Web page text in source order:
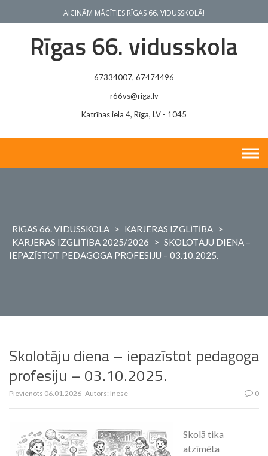
AICINĀM MĀCĪTIES RĪGAS 66. VIDUSSKOLĀ!
Rīgas 66. vidusskola
67334007, 67474496
r66vs@riga.lv
Katrīnas iela 4, Rīga, LV - 1045
RĪGAS 66. VIDUSSKOLA > KARJERAS IZGLĪTĪBA >
KARJERAS IZGLĪTĪBA 2025/2026
> SKOLOTĀJU DIENA –
IEPAZĪSTOT PEDAGOGA PROFESIJU – 03.10.2025.
Skolotāju diena – iepazīstot pedagoga
profesiju – 03.10.2025.
Pievienots 06.01.2026 Autors: Inese 0
Skolā tika
atzīmēta